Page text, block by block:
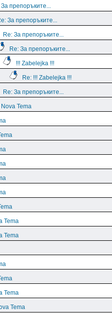
За препоръките...
За препоръките...
Re: За препоръките...
Re: За препоръките...
!!! Zabelejka !!!
Re: !!! Zabelejka !!!
Re: За препоръките...
Nova Tema
Tema
Tema
Tema
Tema